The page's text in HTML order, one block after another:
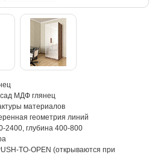
МДФ глянец
материалов
геометрия линий
2400, глубина 400-800
TO-OPEN (открываются при